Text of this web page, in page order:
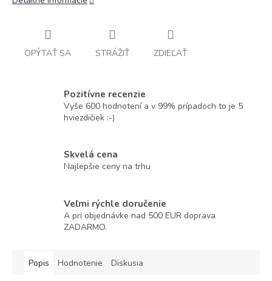
OPÝTAŤ SA STRÁŽIŤ ZDIEĽAŤ
Pozitívne recenzie
Vyše 600 hodnotení a v 99% prípadoch to je 5
hviezdičiek :-)
Skvelá cena
Najlepšie ceny na trhu
Veľmi rýchle doručenie
A pri objednávke nad 500 EUR doprava
ZADARMO.
Popis Hodnotenie Diskusia